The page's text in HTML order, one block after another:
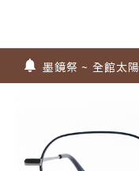
上傳處方，建立
不知道度數也能
墨鏡祭 ~ 全館太
Super Sale！精
不知道度數也能